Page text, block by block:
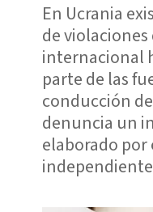
En Ucrania
de
internacional
parte de las
conducción
denuncia un
elaborado por